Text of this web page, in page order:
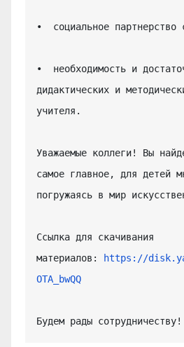
•  социальное партнерство
•  необходимость и
дидактических и
учителя.
Уважаемые коллеги! Вы
самое главное, для детей
погружаясь в мир
Ссылка для скачивания
материалов: https://
OTA_bwQQ
Будем рады сотрудничеству!